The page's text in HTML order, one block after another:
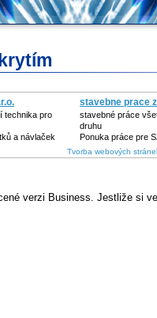
technika pro
a návlaček
stavebne prace
stavebné práce
druhu
Ponuka práce pre
Tvorba webových
verzi Business. Jestliže si